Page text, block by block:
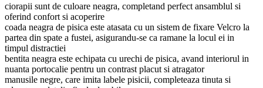
ciorapii sunt de culoare neagra, completand perfect ansamblul si
oferind confort si acoperire
coada neagra de pisica este atasata cu un sistem de fixare Velcro la
partea din spate a fustei, asigurandu-se ca ramane la locul ei in
timpul distractiei
bentita neagra este echipata cu urechi de pisica, avand interiorul in
nuanta portocalie pentru un contrast placut si atragator
manusile negre, care imita labele pisicii, completeaza tinuta si